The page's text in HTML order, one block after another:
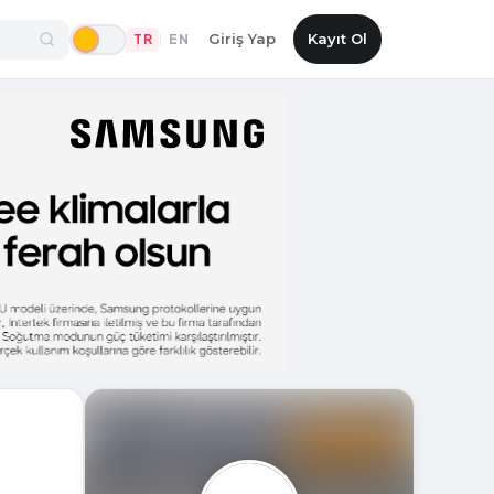
TR EN Giriş Yap Kayıt Ol